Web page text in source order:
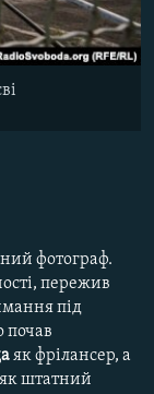
фотограф.
пережив
під
почав
як фрілансер, а
штатний